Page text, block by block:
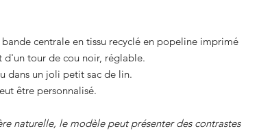
centrale en tissu recyclé en popeline imprimé
tour de cou noir, réglable.
dans un joli petit sac de lin.
être personnalisé.
naturelle, le modèle peut présenter des contrastes